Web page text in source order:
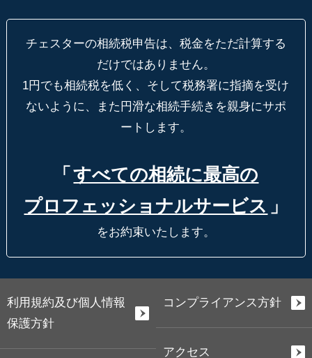
チェスターの相続税申告は、税金をただ計算する
だけではありません。
1円でも相続税を低く、そして税務署に指摘を受け
ないように、
また円滑な相続手続きを親身にサポ
ートします。
「 すべての相続に最高の
プロフェッショナルサービス 」
をお約束いたします。
利用規約及び個人情報
保護方針
コンプライアンス方針
アクセス